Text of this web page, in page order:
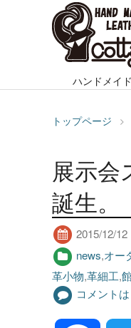
ハンドメイ
トップページ
展示
誕生。
2015/12/12
news,オー
革小物,革細工,
コメント